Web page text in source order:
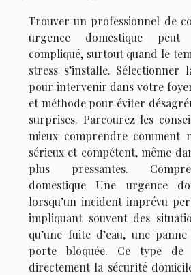
Trouver un professionnel de
urgence domestique peut
compliqué, surtout quand le
stress s’installe. Sélectionner
pour intervenir dans votre
et méthode pour éviter
surprises. Parcourez les
mieux comprendre comment
sérieux et compétent, même
plus pressantes.
domestique Une urgence
lorsqu’un incident imprévu
impliquant souvent des
qu’une fuite d’eau, une
porte bloquée. Ce type de
directement la sécurité